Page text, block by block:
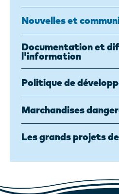
Nouvelles et
Documentation et
l'information
Politique de
Marchandises
Les grands projets